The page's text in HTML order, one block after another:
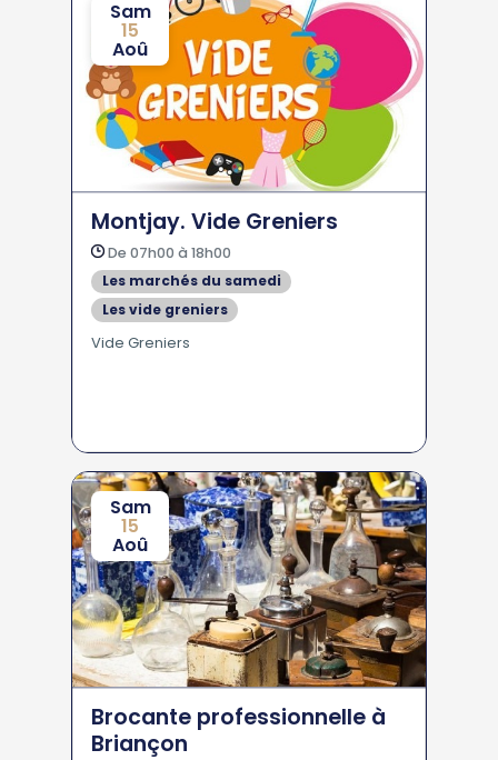
Sam
15
Aoû
Montjay. Vide Greniers
De 07h00 à 18h00
Les marchés du samedi
Les vide greniers
Vide Greniers
Sam
15
Aoû
Brocante professionnelle à
Briançon